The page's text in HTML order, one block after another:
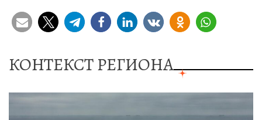
КОНТЕКСТ РЕГИОНА